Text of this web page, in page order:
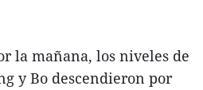
la mañana, los niveles de
y Bo descendieron por